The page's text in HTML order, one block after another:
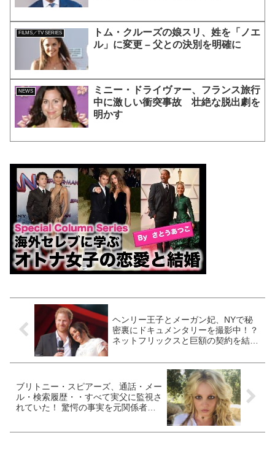
FILMS／TV SERIES
トム・クルーズの娘スリ、姓を「ノエ
ル」に変更 – 父との決別を明確に
NEWS
ミニー・ドライヴァー、フランス旅行
中に激しい衝突事故 壮絶な脱出劇を
明かす
ヘンリー王子とメーガン妃、NYで秘
密裏にドキュメンタリーを撮影中！？
ネットフリックスと巨額の契約を結
か・・ 何やらあやしい姿をパパラッ
ブリトニー・スピアーズ、通話・メー
ル・検索履歴・・すべて実父に監視さ
れていた！ 驚愕の事実を元関係者が